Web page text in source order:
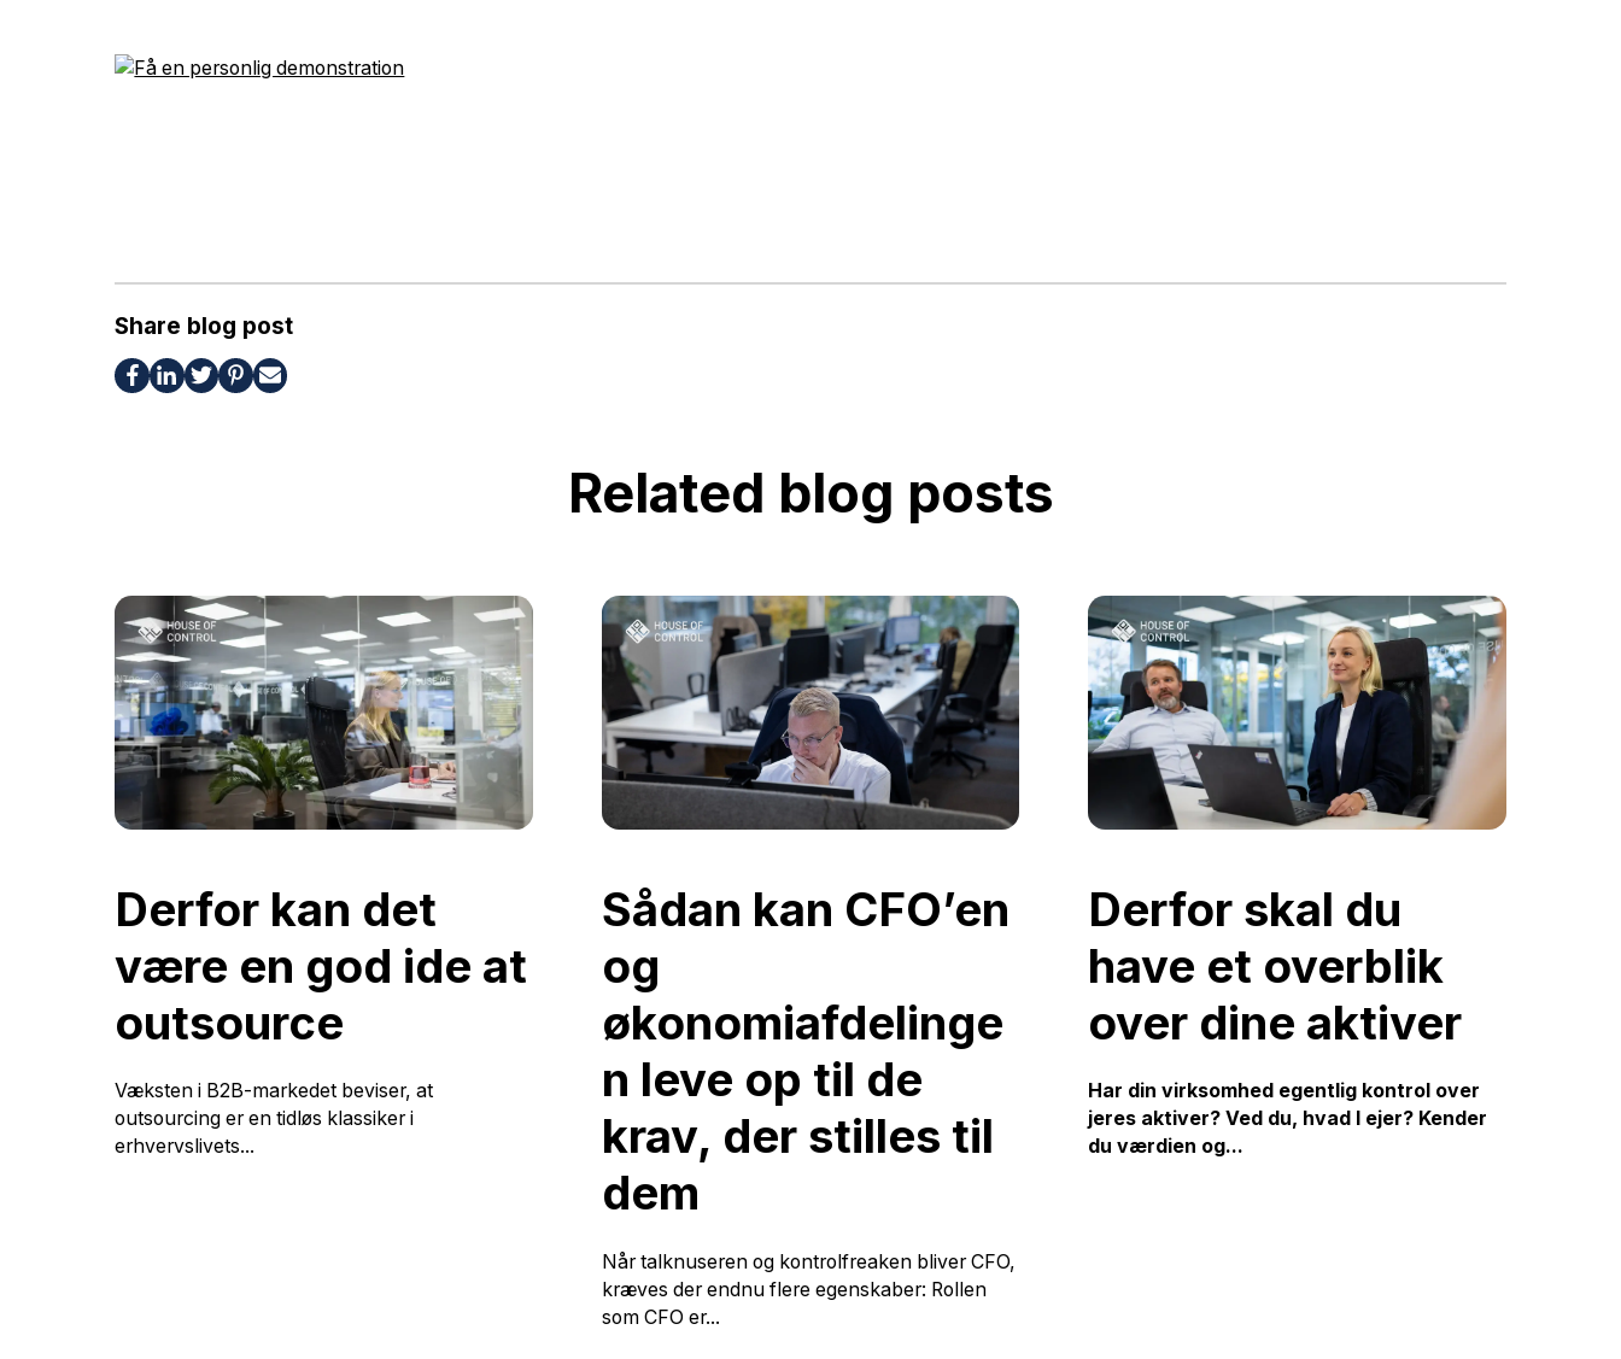
Share blog post
Related blog posts
Derfor kan det
være en god ide at
outsource
Væksten i B2B-markedet beviser, at
outsourcing er en tidløs klassiker i
erhvervslivets...
Sådan kan CFO’en
og
økonomiafdelinge
n leve op til de
krav, der stilles til
dem
Når talknuseren og kontrolfreaken bliver CFO,
kræves der endnu flere egenskaber: Rollen
som CFO er...
Derfor skal du
have et overblik
over dine aktiver
Har din virksomhed egentlig kontrol over
jeres aktiver? Ved du, hvad I ejer? Kender
du værdien og...